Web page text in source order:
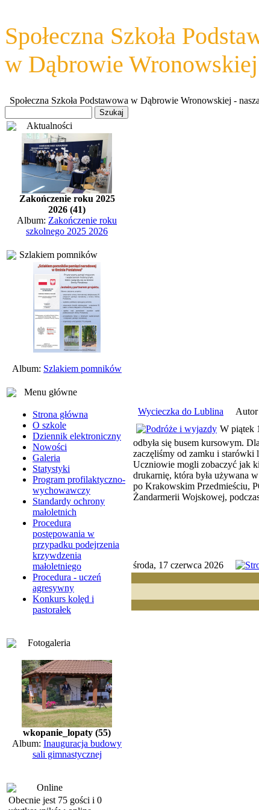
Społeczna Szkoła
w Dąbrowie Wronowskiej
Społeczna Szkoła Podstawowa w Dąbrowie Wronowskiej -
Aktualności
Zakończenie roku 2025
2026 (41)
Album: Zakończenie roku
szkolnego 2025 2026
Szlakiem pomników
Album: Szlakiem pomników
Menu główne
Strona główna
O szkole
Dziennik elektroniczny
Nowości
Galeria
Statystyki
Program profilaktyczno-
wychowawczy
Standardy ochrony
małoletnich
Procedura
postępowania w
przypadku podejrzenia
krzywdzenia
małoletniego
Procedura - uczeń
agresywny
Konkurs kolęd i
pastorałek
Fotogaleria
wkopanie_lopaty (55)
Album: Inauguracja budowy
sali gimnastycznej
Online
Obecnie jest 75 gości i 0
Wycieczka do Lublina
W piątek
odbyła się busem kursowym.
zaczęliśmy od zamku i starówki
Uczniowie mogli zobaczyć jak
drukarnię, która była używana
po Krakowskim Przedmieściu,
Żandarmerii Wojskowej,
środa, 17 czerwca 2026